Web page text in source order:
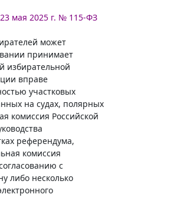
мая 2025 г. № 115-ФЗ
может
принимает
избирательной
вправе
участковых
на судах, полярных
комиссия Российской
референдума,
комиссия
с
либо несколько